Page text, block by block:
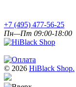
+7 (495) 477-56-25
Пн—Пт 09:00-18:00
© 2026 HiBlack Shop.